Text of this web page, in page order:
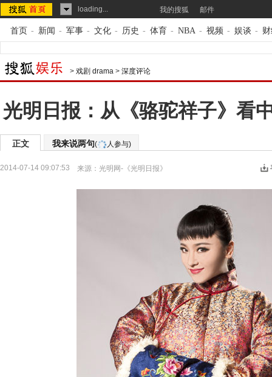
loading... 我的搜狐 邮件
首页 - 新闻 - 军事 - 文化 - 历史 - 体育 - NBA - 视频 - 娱谈 -
> 戏剧 drama > 深度评论
光明日报：从《骆驼祥子》看
正文 我来说两句( 人参与)
2014-07-14 09:07:53 来源： 光明网-《光明日报》